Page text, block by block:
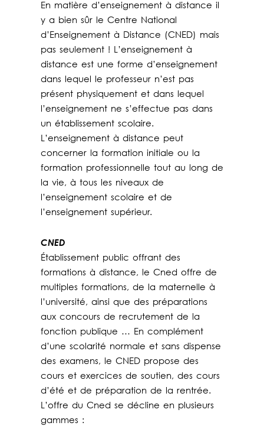
En matière d’enseignement à distance il
y a bien sûr le Centre National
d’Enseignement à Distance (CNED) mais
pas seulement ! L’enseignement à
distance est une forme d’enseignement
dans lequel le professeur n’est pas
présent physiquement et dans lequel
l’enseignement ne s’effectue pas dans
un établissement scolaire.
L’enseignement à distance peut
concerner la formation initiale ou la
formation professionnelle tout au long de
la vie, à tous les niveaux de
l’enseignement scolaire et de
l’enseignement supérieur.
CNED
Établissement public offrant des
formations à distance, le Cned offre de
multiples formations, de la maternelle à
l’université, ainsi que des préparations
aux concours de recrutement de la
fonction publique … En complément
d’une scolarité normale et sans dispense
des examens, le CNED propose des
cours et exercices de soutien, des cours
d’été et de préparation de la rentrée.
L’offre du Cned se décline en plusieurs
gammes :